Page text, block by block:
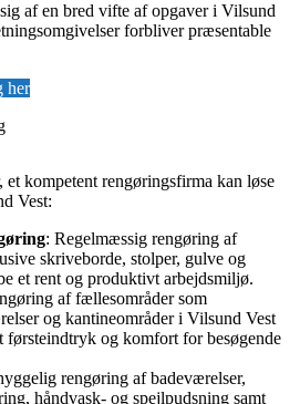
af en bred vifte af opgaver i Vilsund
forbliver præsentable
her
et kompetent rengøringsfirma kan løse
Vest:
: Regelmæssig rengøring af
skriveborde, stolper, gulve og
et rent og produktivt arbejdsmiljø.
af fællesområder som
og kantineområder i Vilsund Vest
førsteindtryk og komfort for besøgende
rengøring af badeværelser,
håndvask- og spejlpudsning samt